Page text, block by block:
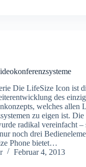
Die LifeSize Icon ist
des
welches allen
zu eigen ist. Die
radikal vereinfacht –
noch drei
Phone bietet…
Februar 4, 2013